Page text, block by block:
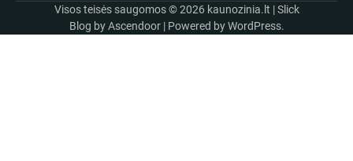
Visos teisės saugomos © 2026 kaunozinia.lt | Slick
Blog byAscendoor| Powered byWordPress.